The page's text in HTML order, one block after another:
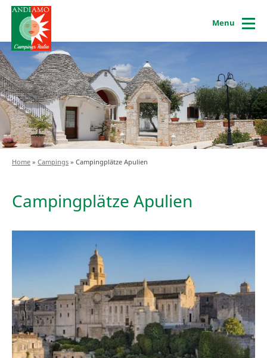
Menu
Home » Campings » Campingplätze Apulien
Campingplätze Apulien